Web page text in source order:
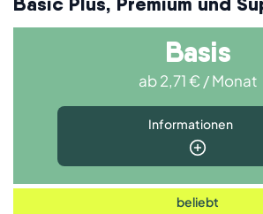
Basis
ab 2,71 € / Monat
Informationen
beliebt